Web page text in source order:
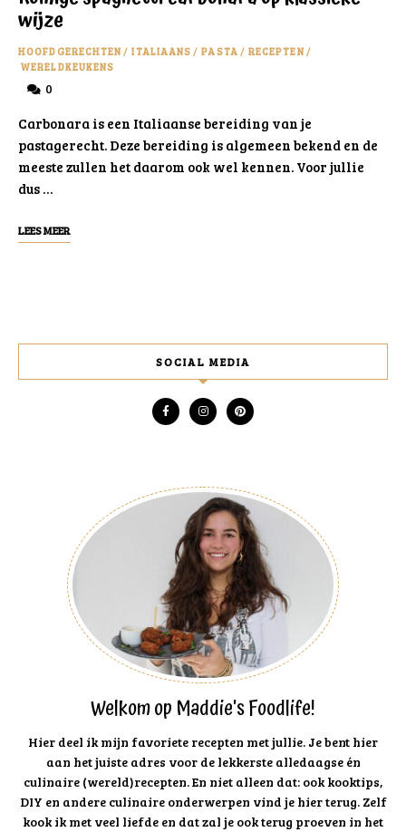
wijze
HOOFDGERECHTEN / ITALIAANS / PASTA / RECEPTEN/
WERELDKEUKENS
0
Carbonara is een Italiaanse bereiding van je
pastagerecht. Deze bereiding is algemeen bekend en de
meeste zullen het daarom ook wel kennen. Voor jullie
dus …
LEES MEER
SOCIAL MEDIA
Welkom op Maddie's Foodlife!
Hier deel ik mijn favoriete recepten met jullie. Je bent hier
aan het juiste adres voor de lekkerste alledaagse én
culinaire (wereld)recepten. En niet alleen dat: ook kooktips,
DIY en andere culinaire onderwerpen vind je hier terug. Zelf
kook ik met veel liefde en dat zal je ook terug proeven in het